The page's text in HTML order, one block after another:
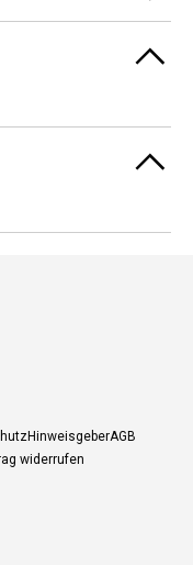
HinweisgeberAGB
widerrufen